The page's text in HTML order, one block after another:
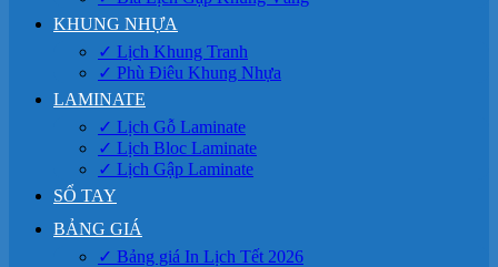
KHUNG NHỰA
✓ Lịch Khung Tranh
✓ Phù Điêu Khung Nhựa
LAMINATE
✓ Lịch Gỗ Laminate
✓ Lịch Bloc Laminate
✓ Lịch Gập Laminate
SỔ TAY
BẢNG GIÁ
✓ Bảng giá In Lịch Tết 2026